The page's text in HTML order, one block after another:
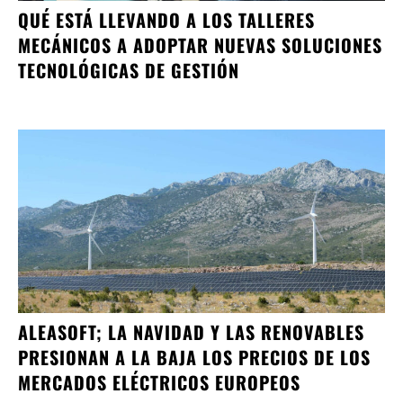
QUÉ ESTÁ LLEVANDO A LOS TALLERES
MECÁNICOS A ADOPTAR NUEVAS SOLUCIONES
TECNOLÓGICAS DE GESTIÓN
ALEASOFT; LA NAVIDAD Y LAS RENOVABLES
PRESIONAN A LA BAJA LOS PRECIOS DE LOS
MERCADOS ELÉCTRICOS EUROPEOS